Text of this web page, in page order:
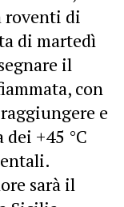
roventi di
di martedì
il
con
e
+45 °C
sarà il